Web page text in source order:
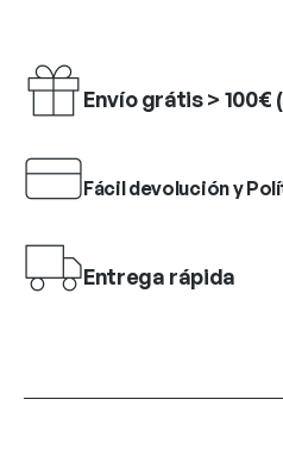
Envío grátis > 100€
Fácil devolución y
Entrega rápida